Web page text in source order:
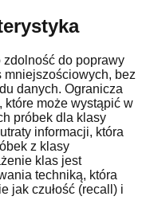
zdolność do poprawy
bez
danych. Ogranicza
które może wystąpić w
próbek dla klasy
informacji, która
z klasy
klas jest
techniką, która
jak czułość (recall) i